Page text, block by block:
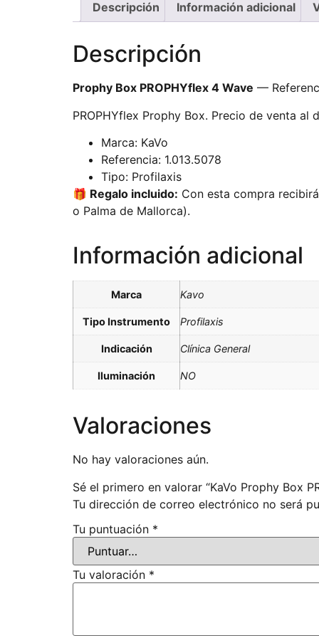
Descripción Información adicional
Descripción
Prophy Box PROPHYflex 4 Wave —
PROPHYflex Prophy Box. Precio de venta
Marca: KaVo
Referencia: 1.013.5078
Tipo: Profilaxis
🎁 Regalo incluido: Con esta compra
o Palma de Mallorca).
Información adicional
Marca Kavo
Tipo Instrumento Profilaxis
Indicación Clínica General
Iluminación NO
Valoraciones
No hay valoraciones aún.
Sé el primero en valorar “KaVo Prophy Box
Tu dirección de correo electrónico no será
Tu puntuación *
Tu valoración *